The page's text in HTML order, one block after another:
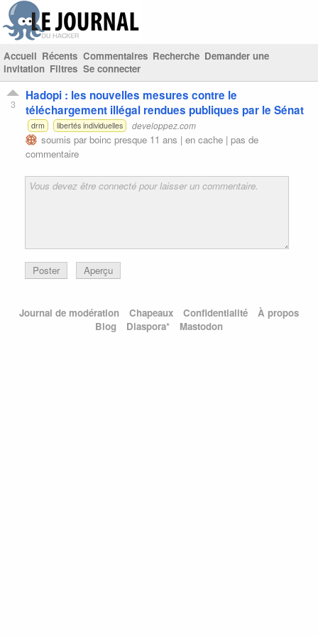
Accueil Récents Commentaires Recherche Demander une
invitation Filtres Se connecter
3
Hadopi : les nouvelles mesures contre le
téléchargement illégal rendues publiques par le Sénat
drm libertés individuelles developpez.com
soumis parboinc presque 11 ans | en cache | pas de
commentaire
Poster Aperçu
Journal de modération Chapeaux Confidentialité
À propos
Blog
Diaspora* Mastodon